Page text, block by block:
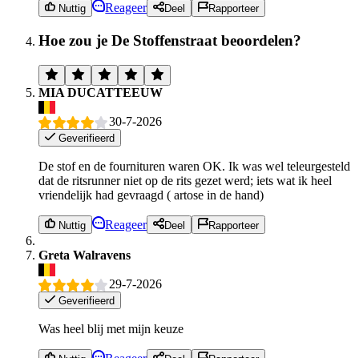
Nuttig Reageer Deel Rapporteer
Hoe zou je De Stoffenstraat beoordelen?
MIA DUCATTEEUW
30-7-2026
Geverifieerd
De stof en de fournituren waren OK. Ik was wel teleurgesteld
dat de ritsrunner niet op de rits gezet werd; iets wat ik heel
vriendelijk had gevraagd ( artose in de hand)
Nuttig Reageer Deel Rapporteer
Greta Walravens
29-7-2026
Geverifieerd
Was heel blij met mijn keuze